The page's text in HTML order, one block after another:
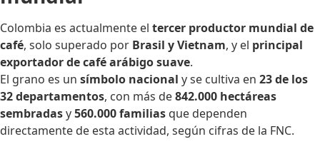
Colombia es actualmente el tercer productor mundial de
café, solo superado por Brasil y Vietnam, y el principal
exportador de café arábigo suave.
El grano es un símbolo nacional y se cultiva en 23 de los
32 departamentos, con más de842.000 hectáreas
sembradasy560.000 familias que dependen
directamente de esta actividad, según cifras de la FNC.